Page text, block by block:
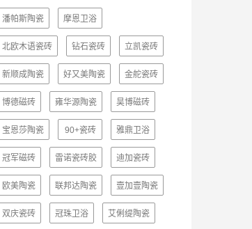
潘帕斯陶瓷 摩恩卫浴
北欧木语瓷砖 钻石瓷砖 立凯瓷砖
新顺成陶瓷 好又美陶瓷 金舵瓷砖
博德磁砖 雍华源陶瓷 昊博磁砖
宝恩莎陶瓷 90+瓷砖 雅鼎卫浴
冠军磁砖 雷诺瓷砖胶 迪加瓷砖
欧美陶瓷 联邦达陶瓷 壹加壹陶瓷
双庆瓷砖 冠珠卫浴 艾俐缇陶瓷